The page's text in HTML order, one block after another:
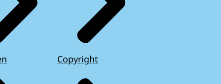
Copyright